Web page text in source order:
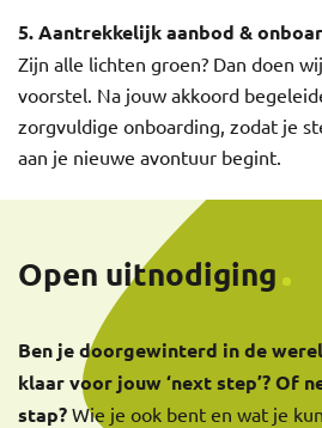
5. Aantrekkelijk aanbod &
Zijn alle lichten groen? Dan doen
voorstel. Na jouw akkoord
zorgvuldige onboarding, zodat je
aan je nieuwe avontuur begint.
Open uitnodiging
Ben je doorgewinterd in de
klaar voor jouw ‘next step’? Of
stap? Wie je ook bent en wat je